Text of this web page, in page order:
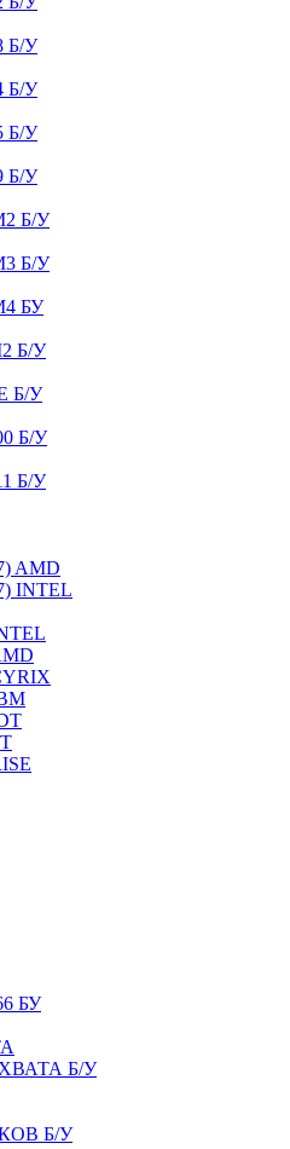
Б/У
Б/У
Б/У
Б/У
Б/У
Б/У
БУ
Б/У
Б/У
Б/У
Б/У
AMD
INTEL
БУ
Б/У
Б/У